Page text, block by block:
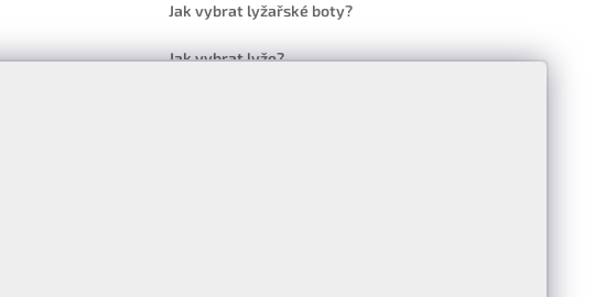
Jak vybrat lyžařské boty?
Jak vybrat lyže?